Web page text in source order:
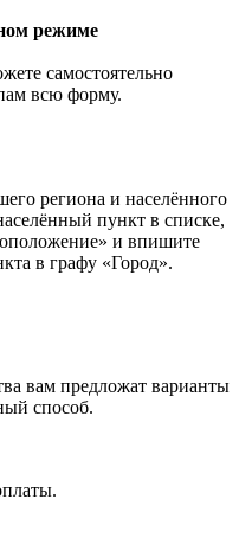
режиме
самостоятельно
всю форму.
региона и населённого
пункт в списке,
и впишите
в графу «Город».
вам предложат варианты
способ.